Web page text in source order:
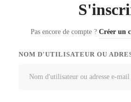
Pas encore de compte ? Créer un
NOM D'UTILISATEUR OU